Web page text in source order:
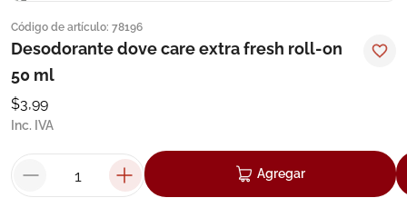
Código de artículo: 78196
Desodorante dove care extra fresh roll-on
50 ml
$3,99
Inc. IVA
Agregar
1. eucerin
4.
5. cerave